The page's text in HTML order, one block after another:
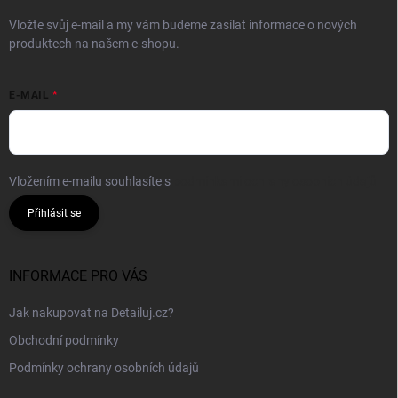
Vložte svůj e-mail a my vám budeme zasílat informace o nových
produktech na našem e-shopu.
E-MAIL
Vložením e-mailu souhlasíte s
Přihlásit se
INFORMACE PRO VÁS
Jak nakupovat na Detailuj.cz?
Obchodní podmínky
Podmínky ochrany osobních údajů